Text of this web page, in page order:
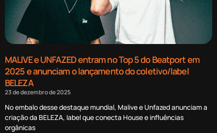
MALIVE e UNFAZED entram no Top 5 do Beatport em
2025 e anunciam o lançamento do coletivo/label
BELEZA
23 de dezembro de 2025
No embalo desse destaque mundial, Malive e Unfazed anunciam a
criação da BELEZA, label que conecta House e influências
orgânicas